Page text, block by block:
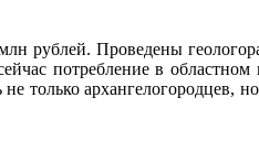
рублей. Проведены
потребление в областном
только архангелогородцев,